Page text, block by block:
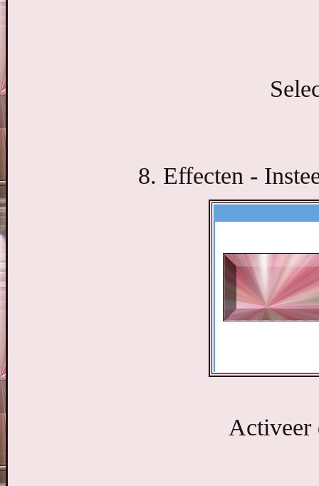
8. Effecten -
Activeer